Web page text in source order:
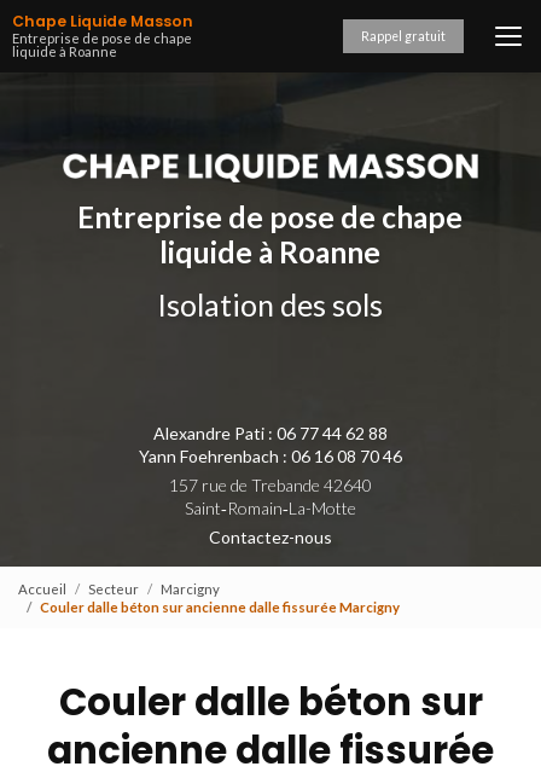
Aller
au
contenu
Chape Liquide Masson
Entreprise de pose de chape
liquide à Roanne
Rappel gratuit
Entreprise de pose de chape
liquide à Roanne
Isolation des sols
Alexandre Pati : 06 77 44 62 88
Yann Foehrenbach : 06 16 08 70 46
157 rue de Trebande 42640
Saint‑Romain‑La-Motte
Contactez-nous
Accueil Secteur
Marcigny
Couler dalle béton sur ancienne dalle fissurée Marcigny
Couler dalle béton sur
ancienne dalle fissurée